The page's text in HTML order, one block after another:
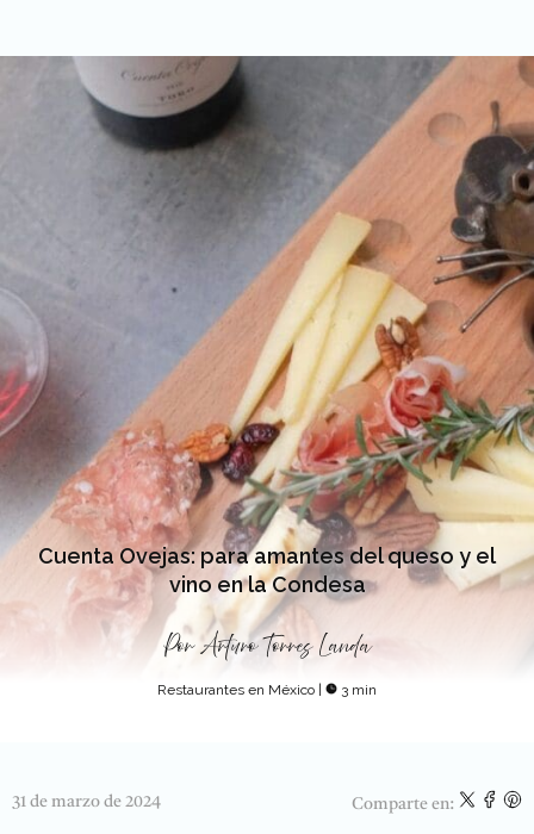
Cuenta Ovejas: para amantes del queso y el
vino en la Condesa
Por Arturo Torres Landa
Restaurantes en México 3 min
31 de marzo de 2024 Comparte en: